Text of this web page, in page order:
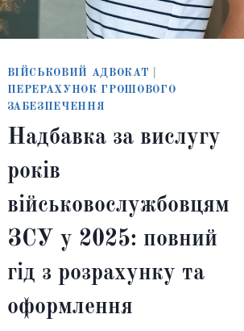
ВІЙСЬКОВИЙ АДВОКАТ
ПЕРЕРАХУНОК ГРОШОВОГО
ЗАБЕЗПЕЧЕННЯ
Надбавка за вислугу
років
військовослужбовцям
ЗСУ у 2025: повний
гід з розрахунку та
оформлення